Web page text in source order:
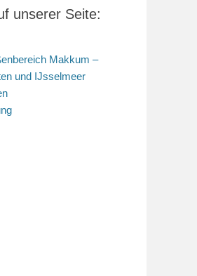
unserer Seite:
Makkum –
und IJsselmeer